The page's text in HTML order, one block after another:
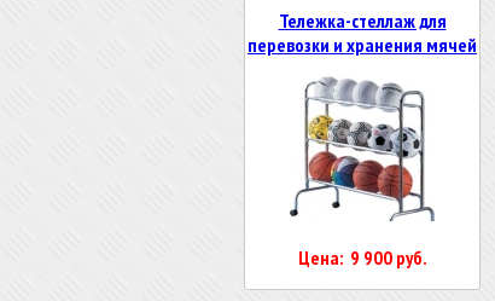
Тележка-стеллаж для
перевозки и хранения мячей
Цена: 9 900 руб.